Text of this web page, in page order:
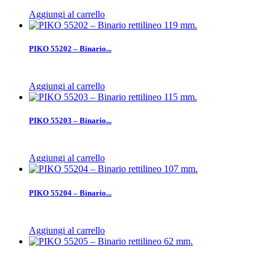
Aggiungi al carrello
PIKO 55202 – Binario...
Aggiungi al carrello
PIKO 55203 – Binario...
Aggiungi al carrello
PIKO 55204 – Binario...
Aggiungi al carrello